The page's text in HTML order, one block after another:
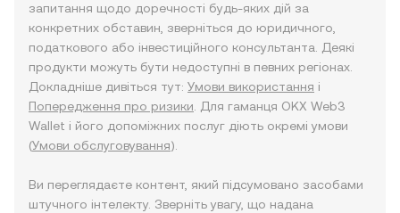
запитання щодо доречності будь-яких дій за
конкретних обставин, зверніться до юридичного,
податкового або інвестиційного консультанта. Деякі
продукти можуть бути недоступні в певних регіонах.
Докладніше дивіться тут: Умови використання і
Попередження про ризики . Для гаманця OKX Web3
Wallet і його допоміжних послуг діють окремі умови
(Умови обслуговування).
Ви переглядаєте контент, який підсумовано засобами
штучного інтелекту. Зверніть увагу, що надана